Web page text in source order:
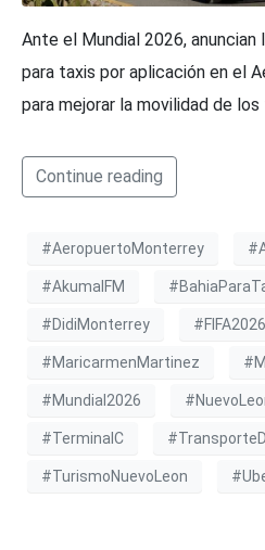
Ante el Mundial 2026, anuncian
para taxis por aplicación en el
para mejorar la movilidad de
Continue reading
#AeropuertoMonterrey
#AkumalFM
#DidiMonterrey #FIFA2026
#MaricarmenMartinez
#Mundial2026
#TerminalC
#TurismoNuevoLeon